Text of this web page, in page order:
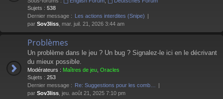
Sujets : 538
Dernier message : Les actions interdites (Snipe)
par Sov3liss , mar. juil. 21, 2026 3:44 am
Problèmes
Un problème dans le jeu ? Un bug ? Signalez-le ici en le décrivant
du mieux possible.
Modérateurs : Maîtres de jeu Oracles
Sujets : 253
Dernier message : Re: Suggestions pour les comb…
par Sov3liss , jeu. août 21, 2025 7:10 pm